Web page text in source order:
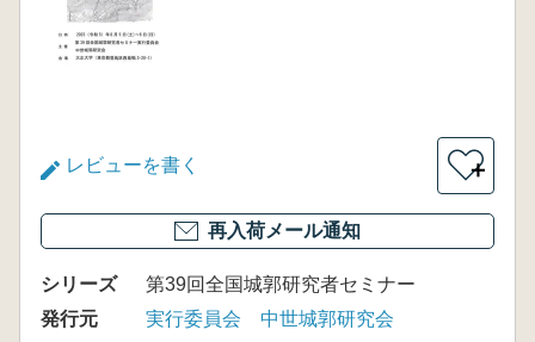
レビューを書く ＋
再入荷メール通知
シリーズ
第39回全国城郭研究者セミナー
発行元
実行委員会 中世城郭研究会